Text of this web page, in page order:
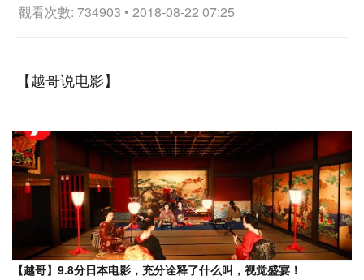
觀看次數: 734903 • 2018-08-22 07:25
【越哥说电影】
【越哥】9.8分日本电影，充分诠释了什么叫，视觉盛宴！